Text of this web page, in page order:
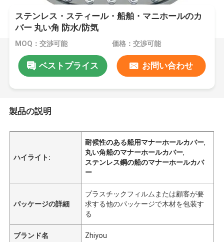
ステンレス・スティール・船舶・マニホールのカ
バー 丸い角 防水/防気
MOQ：交渉可能 価格：交渉可能
ベストプライス お問い合わせ
製品の説明
ハイライト:
耐候性のある船用マナーホールカバー,
丸い角船のマナーホールカバー,
ステンレス鋼の船のマナーホールカバ
ー
パッケージの詳細
プラスチックフィルムまたは顧客が要
求する他のパッケージで木材を包装す
る
ブランド名 Zhiyou